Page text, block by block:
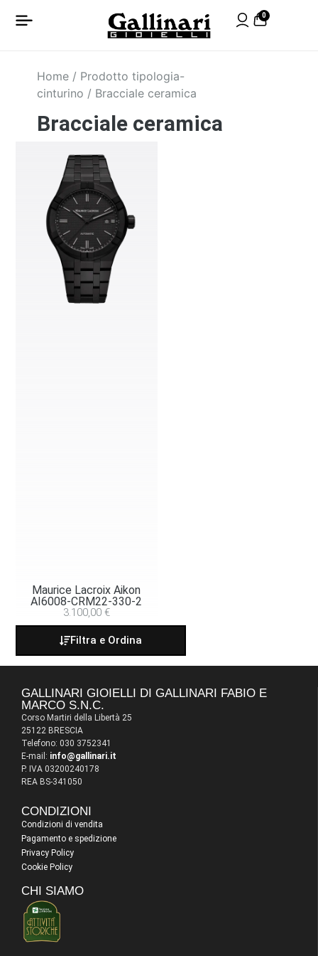
0
Home / Prodotto tipologia-
cinturino / Bracciale ceramica
Bracciale ceramica
Maurice Lacroix Aikon
AI6008-CRM22-330-2
3.100,00 €
Filtra e Ordina
GALLINARI GIOIELLI DI GALLINARI FABIO E
MARCO S.N.C.
Corso Martiri della Libertà 25
25122 BRESCIA
Telefono: 030 3752341
E-mail: info@gallinari.it
P. IVA 03200240178
REA BS-341050
CONDIZIONI
Condizioni di vendita
Pagamento e spedizione
Privacy Policy
Cookie Policy
CHI SIAMO